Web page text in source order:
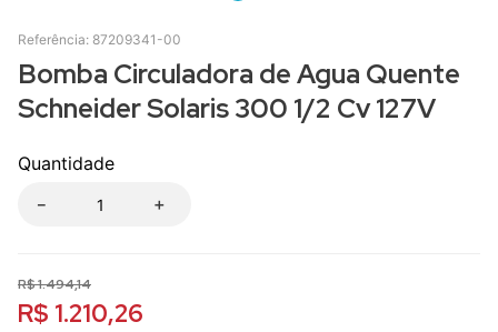
Referência: 87209341-00
Bomba Circuladora de Agua Quente
Schneider Solaris 300 1/2 Cv 127V
Quantidade
＋
－
R$1.494,14
R$ 1.210,26